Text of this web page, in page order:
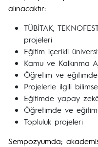
alınacaktır:
TÜBİTAK,
projeleri
Eğitim içerikli
Kamu ve Kalkınma
Öğretim ve
Projelerle ilgili
Eğitimde yapay
Öğretimde ve
Topluluk projeleri
Sempozyumda;